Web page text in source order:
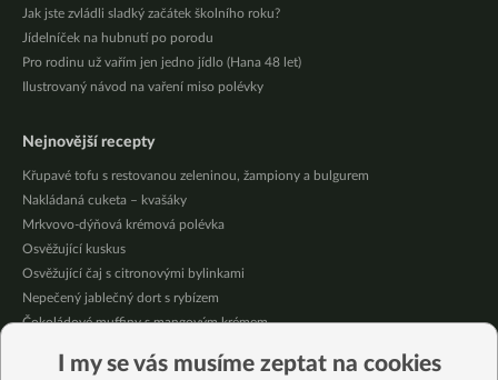
Jak jste zvládli sladký začátek školního roku?
Jídelníček na hubnutí po porodu
Pro rodinu už vařím jen jedno jídlo (Hana 48 let)
Ilustrovaný návod na vaření miso polévky
Nejnovější recepty
Křupavé tofu s restovanou zeleninou, žampiony a bulgurem
Nakládaná cuketa – kvašáky
Mrkvovo-dýňová krémová polévka
Osvěžující kuskus
Osvěžující čaj s citronovými bylinkami
Nepečený jablečný dort s rybízem
Čokoládové muffiny s mangovým krémem
Krémová zeleninová polévka s koprem a vločkami
I my se vás musíme zeptat na cookies